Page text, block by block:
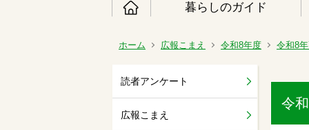
暮らしのガイド
ホーム 広報こまえ 令和8年度 令和8
読者アンケート
広報こまえ
令